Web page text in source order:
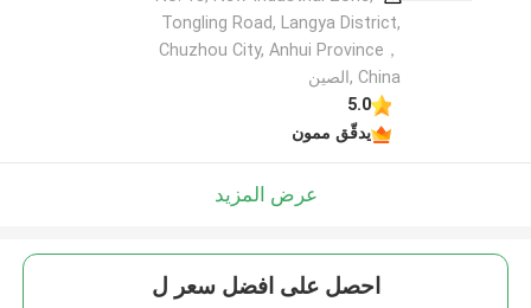
Tongling Road, Langya District,
Chuzhou City, Anhui Province，
China ,الصين
5.0
يدقّق ممون
عرض المزيد
احصل على افضل سعر ل